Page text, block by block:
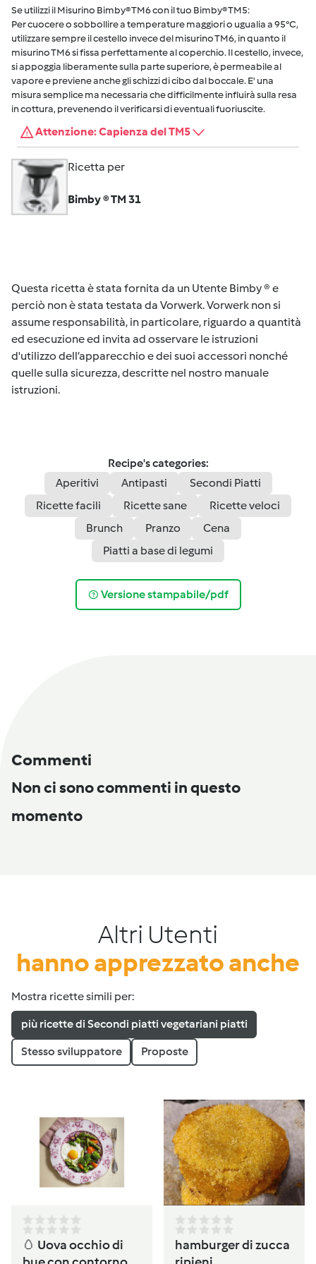
Se utilizzi il Misurino Bimby® TM6 con il tuo Bimby® TM5:
Per cuocere o sobbollire a temperature maggiori o ugualia a 95°C,
utilizzare sempre il cestello invece del misurino TM6, in quanto il
misurino TM6 si fissa perfettamente al coperchio. Il cestello, invece,
si appoggia liberamente sulla parte superiore, è permeabile al
vapore e previene anche gli schizzi di cibo dal boccale. E' una
misura semplice ma necessaria che difficilmente influirà sulla resa
in cottura, prevenendo il verificarsi di eventuali fuoriuscite.
Attenzione: Capienza del TM5
Ricetta per
Bimby ® TM 31
Questa ricetta è stata fornita da un Utente Bimby ® e
perciò non è stata testata da Vorwerk. Vorwerk non si
assume responsabilità, in particolare, riguardo a quantità
ed esecuzione ed invita ad osservare le istruzioni
d'utilizzo dell’apparecchio e dei suoi accessori nonché
quelle sulla sicurezza, descritte nel nostro manuale
istruzioni.
Recipe's categories:
Aperitivi
Antipasti
Secondi Piatti
Ricette facili
Ricette sane
Ricette veloci
Brunch
Pranzo
Cena
Piatti a base di legumi
Versione stampabile/pdf
Commenti
Non ci sono commenti in questo
momento
Altri Utenti
hanno apprezzato anche
Mostra ricette simili per:
più ricette di Secondi piatti vegetariani piatti
Stesso sviluppatore Proposte
🥚 Uova occhio di
hamburger di zucca